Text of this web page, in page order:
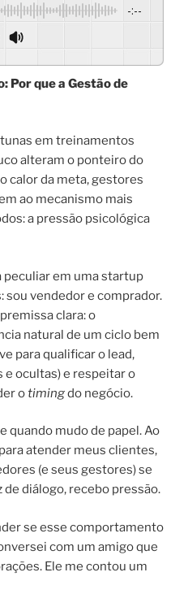
-:--
Por que a Gestão de
em treinamentos
alteram o ponteiro do
calor da meta, gestores
ao mecanismo mais
a pressão psicológica
peculiar em uma startup
sou vendedor e comprador.
clara: o
natural de um ciclo bem
para qualificar o lead,
ocultas) e respeitar o
otimingdo negócio.
quando mudo de papel. Ao
atender meus clientes,
(e seus gestores) se
de diálogo, recebo pressão.
se esse comportamento
com um amigo que
Ele me contou um